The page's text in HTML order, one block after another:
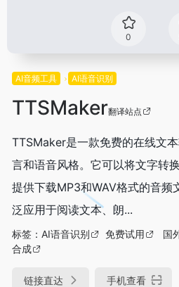
0
AI音频工具 AI语音识别
TTSMaker翻译站点
TTSMaker是一款免费的在线文
言和语音风格。它可以将文字转
提供下载MP3和WAV格式的音频
泛应用于阅读文本、朗...
标签： AI语音识别 免费试用 国
合成
链接直达 手机查看